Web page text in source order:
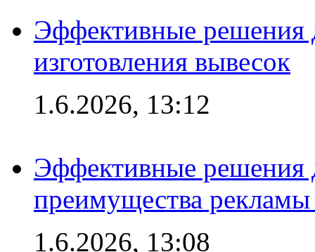
Эффективные решения
изготовления вывесок
1.6.2026, 13:12
Эффективные решения
преимущества рекламы
1.6.2026, 13:08